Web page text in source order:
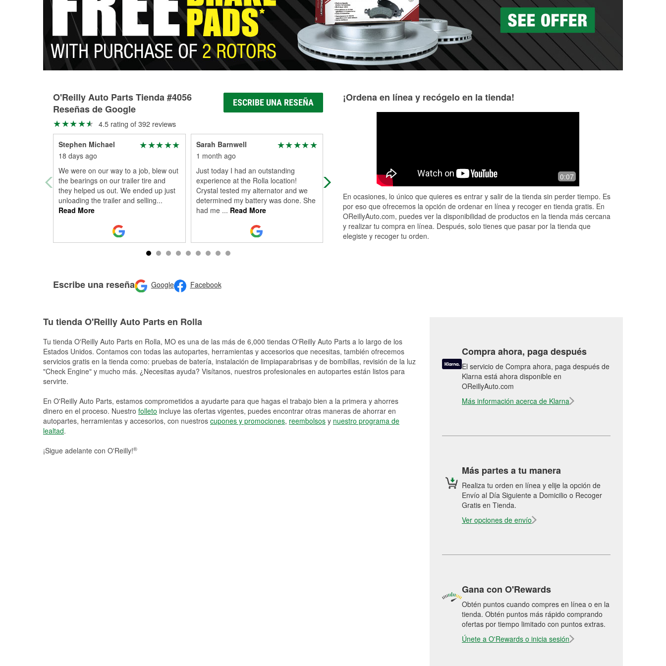
O'Reilly Auto Parts Tienda #4056
Reseñas de Google
ESCRIBE UNA RESEÑA
4.5 rating of 392 reviews
Stephen Michael
18 days ago
We were on our way to a job, blew out
the bearings on our trailer tire and
they helped us out. We ended up just
unloading the trailer and selling...
Read More
Sarah Barnwell
1 month ago
Just today I had an outstanding
experience at the Rolla location!
Crystal tested my alternator and we
determined my battery was done. She
had me ... Read More
Crystal really helped us get the right
battery for our generator application.
I was travelling from Springfield to St.
Louis alone and my car started acting
this location and was so reli...Read
More
Bought a new
Escribe una reseña Google Facebook
¡Ordena en línea y recógelo en la tienda!
0:07
En ocasiones, lo único que quieres es entrar y salir de la tienda sin perder tiempo. Es
por eso que ofrecemos la opción de ordenar en línea y recoger en tienda gratis. En
OReillyAuto.com, puedes ver la disponibilidad de productos en la tienda más cercana
y realizar tu compra en línea. Después, solo tienes que pasar por la tienda que
elegiste y recoger tu orden.
Tu tienda O'Reilly Auto Parts en Rolla
Tu tienda O'Reilly Auto Parts en Rolla, MO es una de las más de 6,000 tiendas O'Reilly Auto Parts a lo largo de los
Estados Unidos. Contamos con todas las autopartes, herramientas y accesorios que necesitas, también ofrecemos
servicios gratis en la tienda como: pruebas de batería, instalación de limpiaparabrisas y de bombillas, revisión de la luz
"Check Engine" y mucho más. ¿Necesitas ayuda? Visítanos, nuestros profesionales en autopartes están listos para
servirte.
En O'Reilly Auto Parts, estamos comprometidos a ayudarte para que hagas el trabajo bien a la primera y ahorres
dinero en el proceso. Nuestro folleto incluye las ofertas vigentes, puedes encontrar otras maneras de ahorrar en
autopartes, herramientas y accesorios, con nuestros cupones y promociones, reembolsos y nuestro programa de
lealtad.
¡Sigue adelante con O'Reilly!®
Compra ahora, paga después
El servicio de Compra ahora, paga después de
Klarna está ahora disponible en
OReillyAuto.com
Más información acerca de Klarna
Más partes a tu manera
Realiza tu orden en línea y elije la opción de
Envío al Día Siguiente a Domicilio o Recoger
Gratis en Tienda.
Ver opciones de envío
Gana con O'Rewards
Obtén puntos cuando compres en línea o en la
tienda. Obtén puntos más rápido comprando
ofertas por tiempo limitado con puntos extras.
Únete a O'Rewards o inicia sesión